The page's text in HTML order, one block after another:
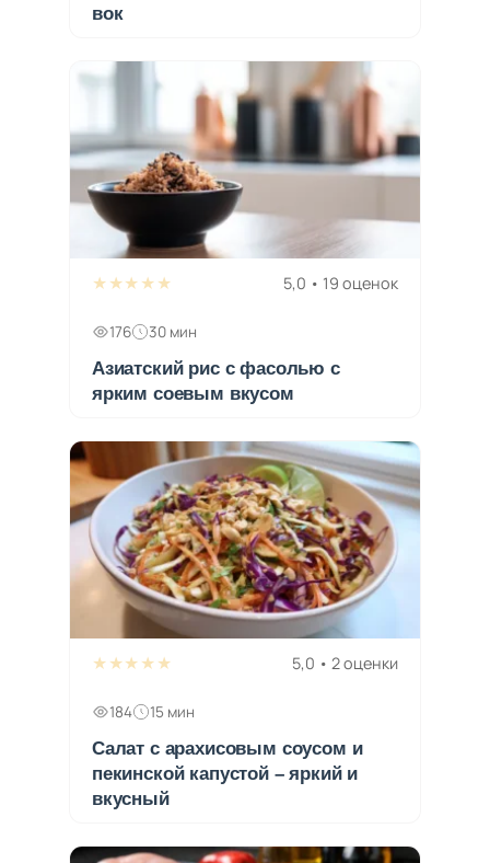
вок
★★★★★ 5,0 • 19 оценок
176 30 мин
Азиатский рис с фасолью с
ярким соевым вкусом
★★★★★ 5,0 • 2 оценки
184 15 мин
Салат с арахисовым соусом и
пекинской капустой – яркий и
вкусный